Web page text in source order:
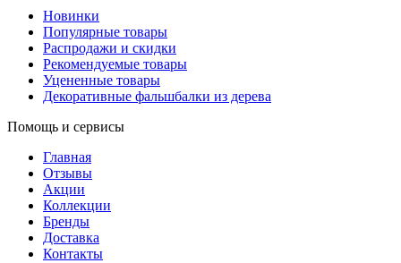
Новинки
Популярные товары
Распродажи и скидки
Рекомендуемые товары
Уцененные товары
Декоративные фальшбалки из дерева
Помощь и сервисы
Главная
Отзывы
Акции
Коллекции
Бренды
Доставка
Контакты